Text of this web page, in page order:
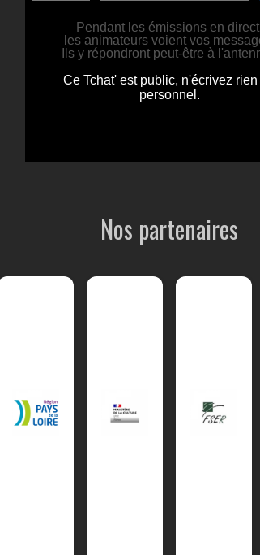
Nos partenaires